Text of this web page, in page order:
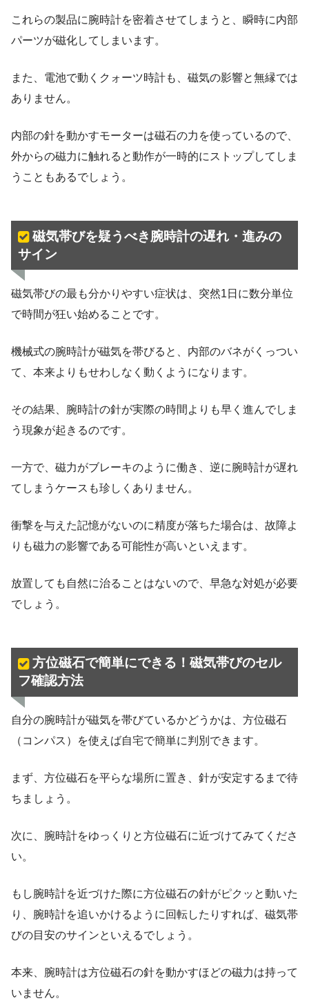
これらの製品に腕時計を密着させてしまうと、瞬時に内部
パーツが磁化してしまいます。
また、電池で動くクォーツ時計も、磁気の影響と無縁では
ありません。
内部の針を動かすモーターは磁石の力を使っているので、
外からの磁力に触れると動作が一時的にストップしてしま
うこともあるでしょう。
磁気帯びを疑うべき腕時計の遅れ・進みの
サイン
磁気帯びの最も分かりやすい症状は、突然1日に数分単位
で時間が狂い始めることです。
機械式の腕時計が磁気を帯びると、内部のバネがくっつい
て、本来よりもせわしなく動くようになります。
その結果、腕時計の針が実際の時間よりも早く進んでしま
う現象が起きるのです。
一方で、磁力がブレーキのように働き、逆に腕時計が遅れ
てしまうケースも珍しくありません。
衝撃を与えた記憶がないのに精度が落ちた場合は、故障よ
りも磁力の影響である可能性が高いといえます。
放置しても自然に治ることはないので、早急な対処が必要
でしょう。
方位磁石で簡単にできる！磁気帯びのセル
フ確認方法
自分の腕時計が磁気を帯びているかどうかは、方位磁石
（コンパス）を使えば自宅で簡単に判別できます。
まず、方位磁石を平らな場所に置き、針が安定するまで待
ちましょう。
次に、腕時計をゆっくりと方位磁石に近づけてみてくださ
い。
もし腕時計を近づけた際に方位磁石の針がピクッと動いた
り、腕時計を追いかけるように回転したりすれば、磁気帯
びの目安のサインといえるでしょう。
本来、腕時計は方位磁石の針を動かすほどの磁力は持って
いません。